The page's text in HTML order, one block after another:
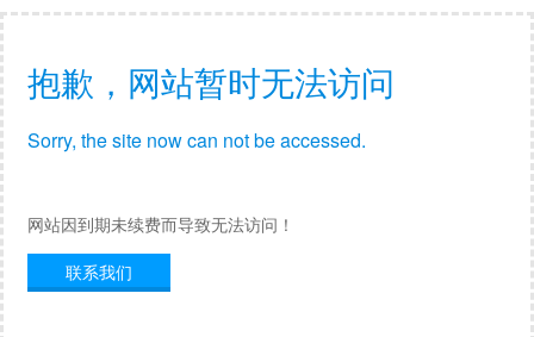
抱歉，网站暂时无法访问
Sorry, the site now can not be accessed.
网站因到期未续费而导致无法访问！
联系我们